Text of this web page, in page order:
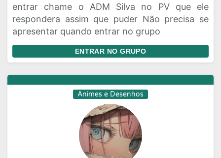
entrar chame o ADM Silva no PV que ele
respondera assim que puder Não precisa se
apresentar quando entrar no grupo
ENTRAR NO GRUPO
Animes e Desenhos